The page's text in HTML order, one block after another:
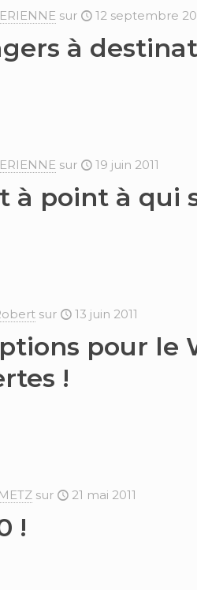
sur 12 septembre
à
sur 19 juin 2011
à point à qui
sur 13 juin 2011
pour le
!
sur 21 mai 2011
!